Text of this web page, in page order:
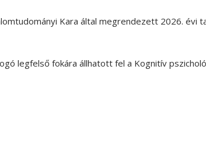
Kara által megrendezett 2026. évi
legfelső fokára állhatott fel a Kognitív